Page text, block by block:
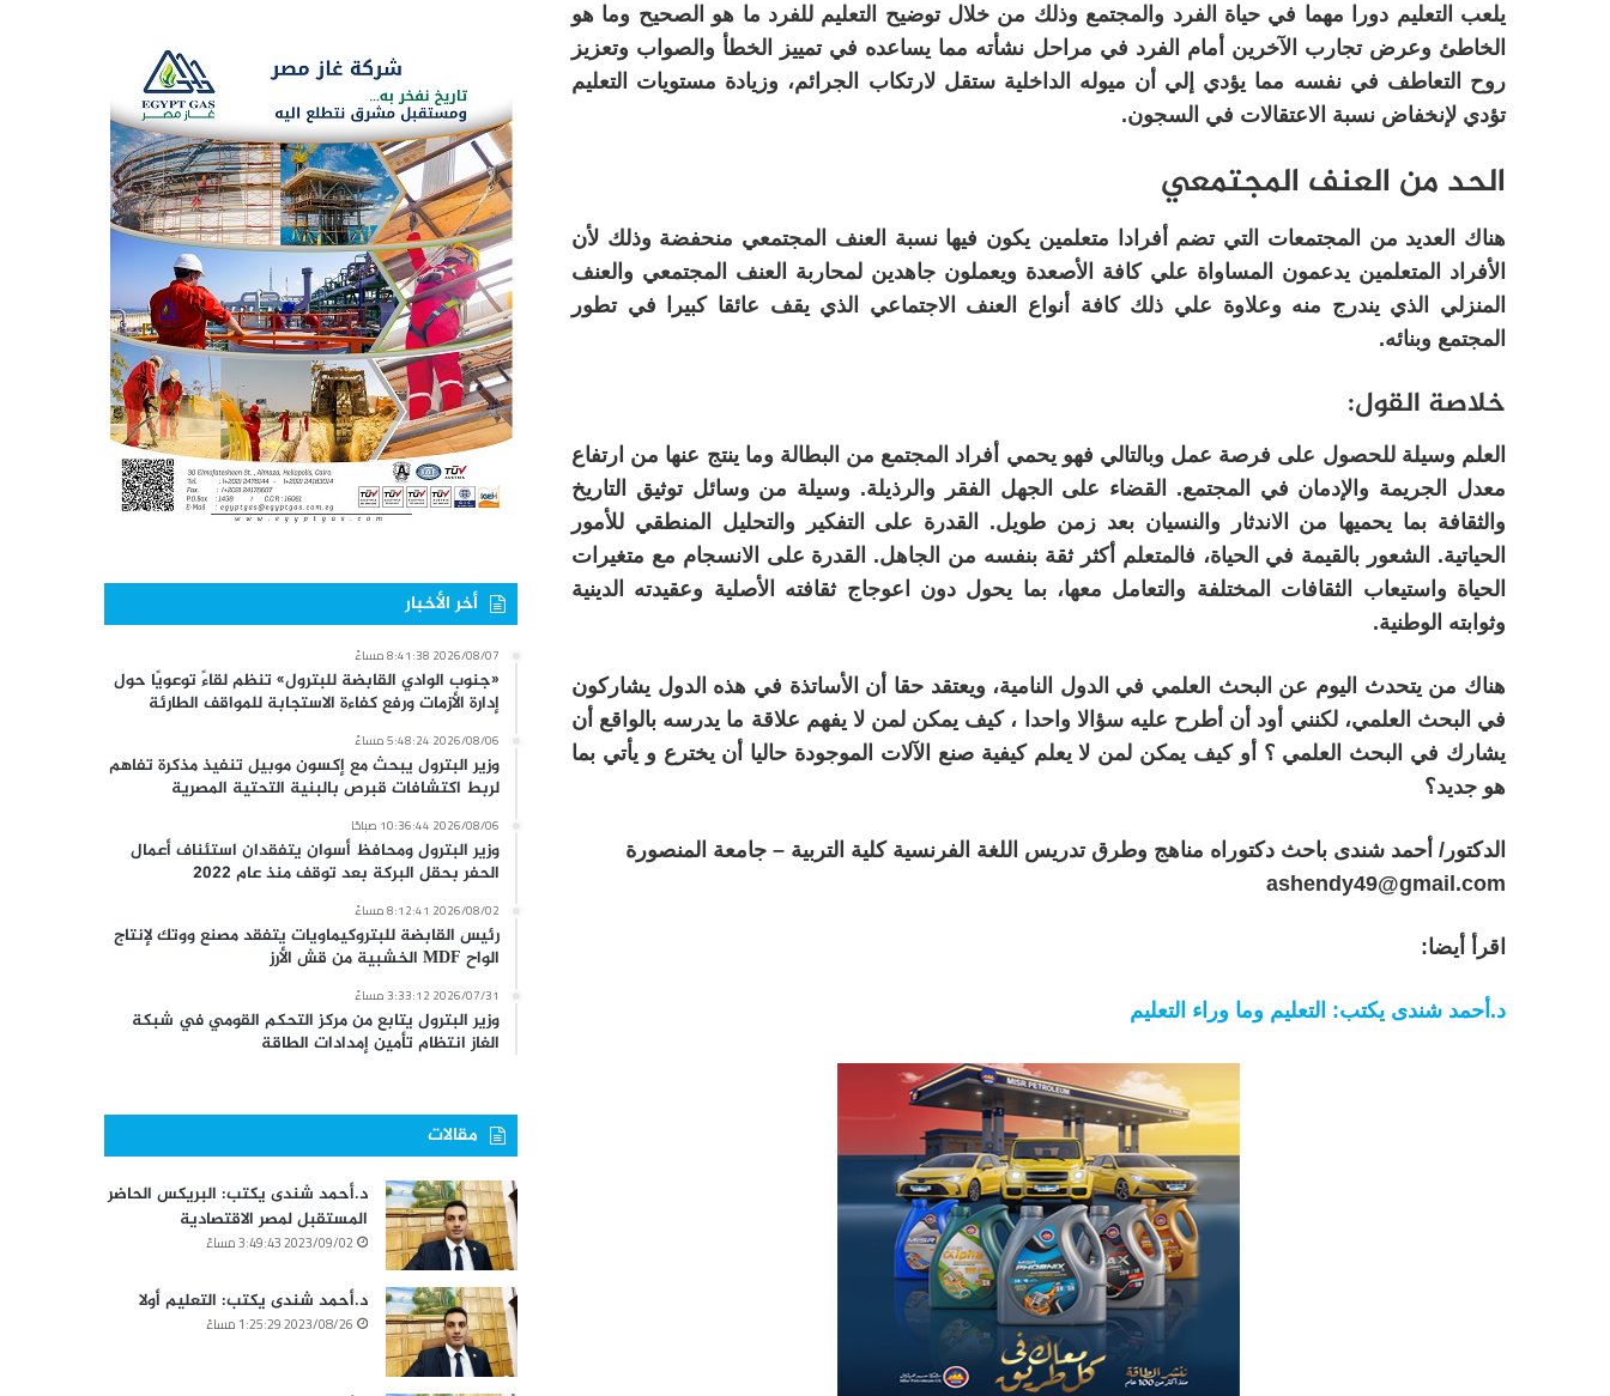
يلعب التعليم دورا مهما في حياة الفرد والمجتمع وذلك من خلال توضيح التعليم للفرد ما هو الصحيح وما هو
الخاطئ وعرض تجارب الآخرين أمام الفرد في مراحل نشأته مما يساعده في تمييز الخطأ والصواب وتعزيز
روح التعاطف في نفسه مما يؤدي إلي أن ميوله الداخلية ستقل لارتكاب الجرائم، وزيادة مستويات التعليم
تؤدي لإنخفاض نسبة الاعتقالات في السجون.
الحد من العنف المجتمعي
هناك العديد من المجتمعات التي تضم أفرادا متعلمين يكون فيها نسبة العنف المجتمعي منحفضة وذلك لأن
الأفراد المتعلمين يدعمون المساواة علي كافة الأصعدة ويعملون جاهدين لمحاربة العنف المجتمعي والعنف
المنزلي الذي يندرج منه وعلاوة علي ذلك كافة أنواع العنف الاجتماعي الذي يقف عائقا كبيرا في تطور
المجتمع وبنائه.
خلاصة القول:
العلم وسيلة للحصول على فرصة عمل وبالتالي فهو يحمي أفراد المجتمع من البطالة وما ينتج عنها من ارتفاع
معدل الجريمة والإدمان في المجتمع. القضاء على الجهل الفقر والرذيلة. وسيلة من وسائل توثيق التاريخ
والثقافة بما يحميها من الاندثار والنسيان بعد زمن طويل. القدرة على التفكير والتحليل المنطقي للأمور
الحياتية. الشعور بالقيمة في الحياة، فالمتعلم أكثر ثقة بنفسه من الجاهل. القدرة على الانسجام مع متغيرات
الحياة واستيعاب الثقافات المختلفة والتعامل معها، بما يحول دون اعوجاج ثقافته الأصلية وعقيدته الدينية
وثوابته الوطنية.
هناك من يتحدث اليوم عن البحث العلمي في الدول النامية، ويعتقد حقا أن الأساتذة في هذه الدول يشاركون
في البحث العلمي، لكنني أود أن أطرح عليه سؤالا واحدا ، كيف يمكن لمن لا يفهم علاقة ما يدرسه بالواقع أن
يشارك في البحث العلمي ؟ أو كيف يمكن لمن لا يعلم كيفية صنع الآلات الموجودة حاليا أن يخترع و يأتي بما
هو جديد؟
الدكتور/ أحمد شندى باحث دكتوراه مناهج وطرق تدريس اللغة الفرنسية كلية التربية – جامعة المنصورة
ashendy49@gmail.com
اقرأ أيضا:
د.أحمد شندى يكتب: التعليم وما وراء التعليم
أخر الأخبار
2026/08/07 8:41:38 مساءً
«جنوب الوادي القابضة للبترول» تنظم لقاءً توعويًا حول
إدارة الأزمات ورفع كفاءة الاستجابة للمواقف الطارئة
2026/08/06 5:48:24 مساءً
وزير البترول يبحث مع إكسون موبيل تنفيذ مذكرة تفاهم
لربط اكتشافات قبرص بالبنية التحتية المصرية
2026/08/06 10:36:44 صباحًا
وزير البترول ومحافظ أسوان يتفقدان استئناف أعمال
الحفر بحقل البركة بعد توقف منذ عام 2022
2026/08/02 8:12:41 مساءً
رئيس القابضة للبتروكيماويات يتفقد مصنع ووتك لإنتاج
الواح MDF الخشبية من قش الأرز
2026/07/31 3:33:12 مساءً
وزير البترول يتابع من مركز التحكم القومي في شبكة
الغاز انتظام تأمين إمدادات الطاقة
مقالات
د.أحمد شندى يكتب: البريكس الحاضر
المستقبل لمصر الاقتصادية
2023/09/02 3:49:43 مساءً
د.أحمد شندى يكتب: التعليم أولا
2023/08/26 1:25:29 مساءً